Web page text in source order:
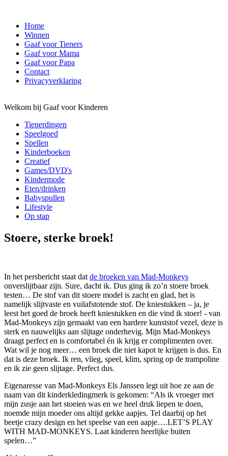
Home
Winnen
Gaaf voor Tieners
Gaaf voor Mama
Gaaf voor Papa
Contact
Privacyverklaring
Welkom bij Gaaf voor Kinderen
Tienerdingen
Speelgoed
Spellen
Kinderboeken
Creatief
Games/DVD's
Kindermode
Eten/drinken
Babyspullen
Lifestyle
Op stap
Stoere, sterke broek!
In het persbericht staat dat de broeken van Mad-Monkeys
onverslijtbaar zijn. Sure, dacht ik. Dus ging ik zo’n stoere broek
testen… De stof van dit stoere model is zacht en glad, het is
namelijk slijtvaste en vuilafstotende stof. De kniestukken – ja, je
leest het goed de broek heeft kniestukken en die vind ik stoer! - van
Mad-Monkeys zijn gemaakt van een hardere kunststof vezel, deze is
sterk en nauwelijks aan slijtage onderhevig. Mijn Mad-Monkeys
draagt perfect en is comfortabel én ik krijg er complimenten over.
Wat wil je nog meer… een broek die niet kapot te krijgen is dus. En
dat is deze broek. Ik ren, vlieg, speel, klim, spring op de trampoline
en ik zie geen slijtage. Perfect dus.
Eigenaresse van Mad-Monkeys Els Janssen legt uit hoe ze aan de
naam van dit kinderkledingmerk is gekomen: “Als ik vroeger met
mijn zusje aan het stoeien was en we heel druk liepen te doen,
noemde mijn moeder ons altijd gekke aapjes. Tel daarbij op het
beetje crazy design en het speelse van een aapje….LET’S PLAY
WITH MAD-MONKEYS. Laat kinderen heerlijke buiten
spelen…”